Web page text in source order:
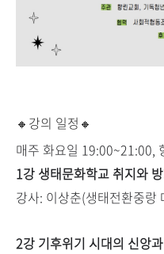
🔸강의 일정🔸
매주 화요일 19:00~21:00,
1강 생태문화학교 취지와
강사: 이상춘(생태전환중랑
2강 기후위기 시대의 신앙